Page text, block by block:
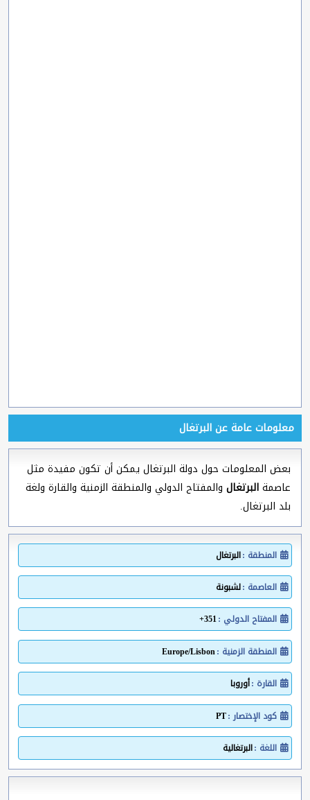
معلومات عامة عن البرتغال
بعض المعلومات حول دولة البرتغال يمكن أن تكون مفيدة مثل
عاصمةالبرتغال والمفتاح الدولي والمنطقة الزمنية والقارة ولغة
بلد البرتغال.
المنطقة :البرتغال
العاصمة :لشبونة
المفتاح الدولي :351+
المنطقة الزمنية :Europe/Lisbon
القارة :أوروبا
كود الإختصار :PT
اللغة :البرتغالية